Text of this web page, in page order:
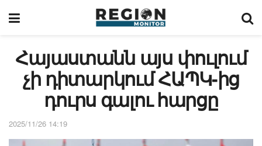
Հայաստանն այս փուլում
չի դիտարկում ՀԱՊԿ-ից
դուրս գալու հարցը
2025/11/26 14:19